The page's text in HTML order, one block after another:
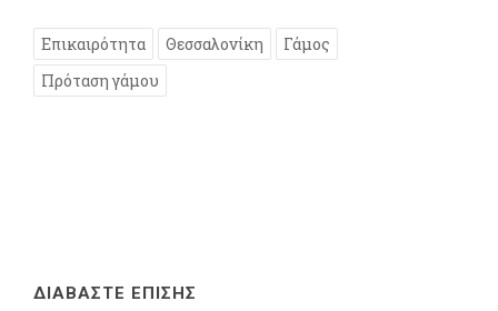
Επικαιρότητα Θεσσαλονίκη
Γάμος
Πρόταση γάμου
ΔΙΑΒΑΣΤΕ ΕΠΙΣΗΣ